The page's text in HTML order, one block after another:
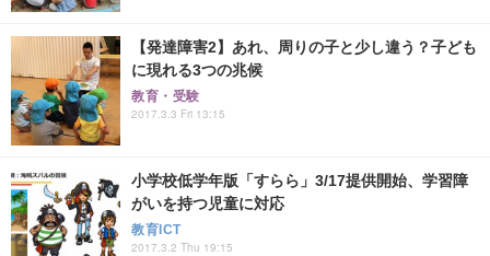
【発達障害2】あれ、周りの子と少し違う？子ども
に現れる3つの兆候
教育・受験
2017.3.3 Fri 13:15
小学校低学年版「すらら」3/17提供開始、学習障
がいを持つ児童に対応
教育ICT
2017.3.2 Thu 19:15